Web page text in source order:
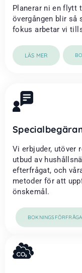
Planerar ni en flytt
övergången blir så
fokus arbetar vi
LÄS MER
Vi erbjuder, utöver
utbud av
efterfrågat, och
metoder för att
önskemål.